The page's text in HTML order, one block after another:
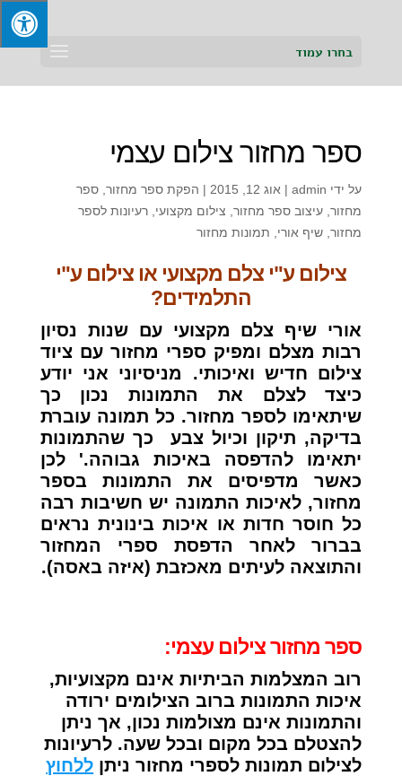
בחרו עמוד
ספר מחזור צילום עצמי
על ידי admin
| אוג 12, 2015 | הפקת ספר מחזור, ספר
מחזור, עיצוב ספר מחזור, צילום מקצועי רעיונות לספר
מחזור, שיף אורי תמונות מחזור
צילום ע"י צלם מקצועי או צילום ע"י
התלמידים?
אורי שיף צלם מקצועי עם שנות נסיון
רבות מצלם ומפיק ספרי מחזור עם ציוד
צילום חדיש ואיכותי. מניסיוני אני יודע
כיצד לצלם את התמונות נכון כך
שיתאימו לספר מחזור. כל תמונה עוברת
בדיקה, תיקון וכיול צבע כך שהתמונות
יתאימו להדפסה באיכות גבוהה.' לכן
כאשר מדפיסים את התמונות בספר
מחזור, לאיכות התמונה יש חשיבות רבה
כל חוסר חדות או איכות בינונית נראים
בברור לאחר הדפסת ספרי המחזור
והתוצאה לעיתים מאכזבת (איזה באסה).
ספר מחזור צילום עצמי:
רוב המצלמות הביתיות אינם מקצועיות,
איכות התמונות ברוב הצילומים ירודה
והתמונות אינם מצולמות נכון, אך ניתן
להצטלם בכל מקום ובכל שעה. לרעיונות
לצילום תמונות לספרי מחזור ניתן ללחוץ